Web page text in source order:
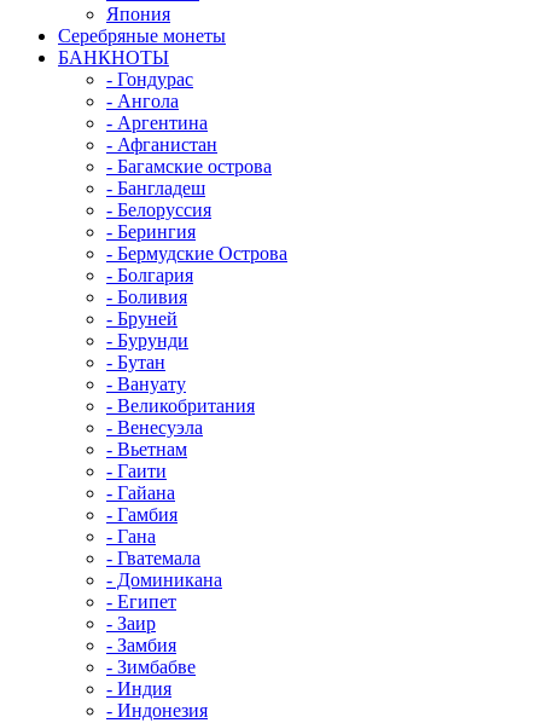
Япония
Серебряные монеты
БАНКНОТЫ
- Гондурас
- Ангола
- Аргентина
- Афганистан
- Багамские острова
- Бангладеш
- Белоруссия
- Берингия
- Бермудские Острова
- Болгария
- Боливия
- Бруней
- Бурунди
- Бутан
- Вануату
- Великобритания
- Венесуэла
- Вьетнам
- Гаити
- Гайана
- Гамбия
- Гана
- Гватемала
- Доминикана
- Египет
- Заир
- Замбия
- Зимбабве
- Индия
- Индонезия